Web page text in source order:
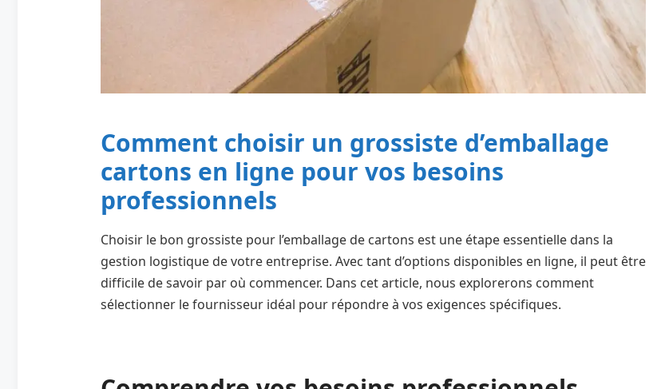
Comment choisir un grossiste d’emballage
cartons en ligne pour vos besoins
professionnels
Choisir le bon grossiste pour l’emballage de cartons est une étape essentielle dans la
gestion logistique de votre entreprise. Avec tant d’options disponibles en ligne, il peut être
difficile de savoir par où commencer. Dans cet article, nous explorerons comment
sélectionner le fournisseur idéal pour répondre à vos exigences spécifiques.